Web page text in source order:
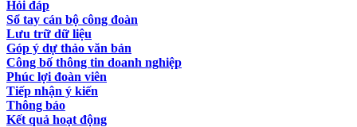
Hỏi đáp
Sổ tay cán bộ công đoàn
Lưu trữ dữ liệu
Góp ý dự thảo văn bản
Công bố thông tin doanh nghiệp
Phúc lợi đoàn viên
Tiếp nhận ý kiến
Thông báo
Kết quả hoạt động